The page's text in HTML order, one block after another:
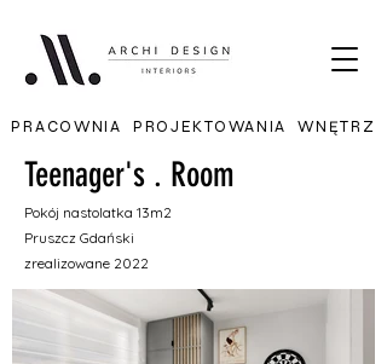
PRACOWNIA PROJEKTOWANIA WNĘTRZ
Teenager's . Room
Pokój nastolatka 13m2
Pruszcz Gdański
zrealizowane 2022